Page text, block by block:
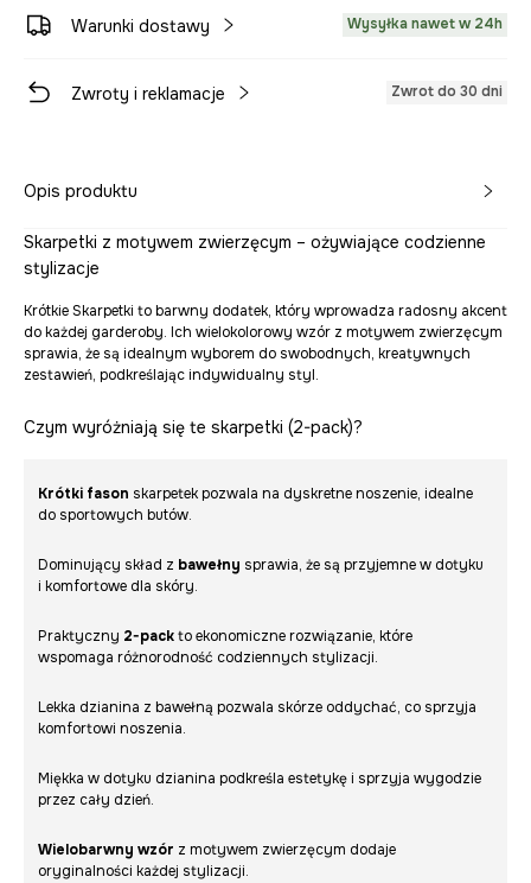
Warunki dostawy Wysyłka nawet w 24h
Zwroty i reklamacje Zwrot do 30 dni
Opis produktu
Skarpetki z motywem zwierzęcym – ożywiające codzienne
stylizacje
Krótkie Skarpetki to barwny dodatek, który wprowadza radosny akcent
do każdej garderoby. Ich wielokolorowy wzór z motywem zwierzęcym
sprawia, że są idealnym wyborem do swobodnych, kreatywnych
zestawień, podkreślając indywidualny styl.
Czym wyróżniają się te skarpetki (2-pack)?
Krótki fason skarpetek pozwala na dyskretne noszenie, idealne
do sportowych butów.
Dominujący skład z bawełny sprawia, że są przyjemne w dotyku
i komfortowe dla skóry.
Praktyczny 2-packto ekonomiczne rozwiązanie, które
wspomaga różnorodność codziennych stylizacji.
Lekka dzianina z bawełną pozwala skórze oddychać, co sprzyja
komfortowi noszenia.
Miękka w dotyku dzianina podkreśla estetykę i sprzyja wygodzie
przez cały dzień.
Wielobarwny wzór z motywem zwierzęcym dodaje
oryginalności każdej stylizacji.